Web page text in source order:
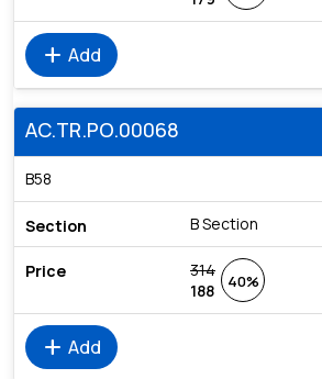
add Add
AC.TR.PO.00068
B58
B Section
314
188
40%
add Add